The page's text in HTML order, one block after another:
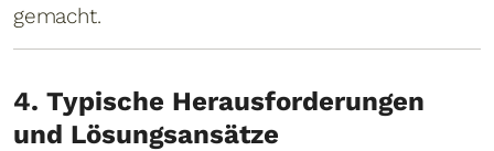
gemacht.
4. Typische Herausforderungen
und Lösungsansätze